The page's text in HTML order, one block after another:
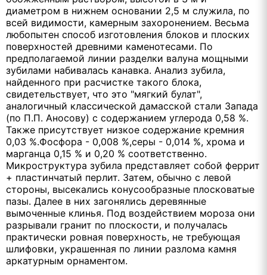
диаметром в нижнем основании 2,5 м служила, по
всей видимости, камерным захоронением. Весьма
любопытен способ изготовления блоков и плоских
поверхностей древними каменотесами. По
предполагаемой линии разделки валуна мощными
зубилами набивалась канавка. Анализ зубила,
найденного при расчистке такого блока,
свидетельствует, что это "мягкий булат",
аналогичный классической дамасской стали Запада
(по П.П. Аносову) с содержанием углерода 0,58 %.
Также присутствует низкое содержание кремния
0,03 %.Фосфора - 0,008 %,серы - 0,014 %, хрома и
марганца 0,15 % и 0,20 % соответственно.
Микроструктура зубила представляет собой феррит
+ пластинчатый перлит. Затем, обычно с левой
стороны, высекались конусообразные плосковатые
пазы. Далее в них загонялись деревянные
вымоченные клинья. Под воздействием мороза они
разрывали гранит по плоскости, и получалась
практически ровная поверхность, не требующая
шлифовки, украшенная по линии разлома камня
аркатурным орнаментом.